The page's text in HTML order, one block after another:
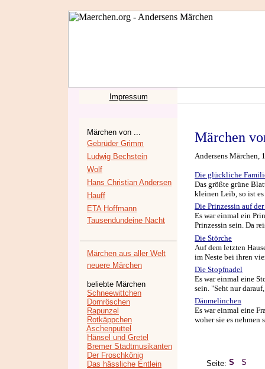
Impressum
Märchen von ...
Gebrüder Grimm
Ludwig Bechstein
Wolf
Hans Christian Andersen
Hauff
ETA Hoffmann
Tausendundeine Nacht
Märchen aus aller Welt
neuere Märchen
beliebte Märchen
Schneewittchen
Dornröschen
Rapunzel
Rotkäppchen
Aschenputtel
Hänsel und Gretel
Bremer Stadtmusikanten
Der Froschkönig
Das hässliche Entlein
Märchen
Andersens Märchen,
Die glückliche
Das größte grüne
kleinen Leib, so ist es
Die Prinzessin auf der
Es war einmal ein
Prinzessin sein. Da
Die Störche
Auf dem letzten
im Neste bei ihren
Die Stopfnadel
Es war einmal eine
sein. "Seht nur
Däumelinchen
Es war einmal eine
woher sie es nehmen
Seite: